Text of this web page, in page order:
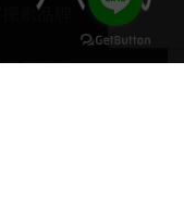
探索品牌
服務項目